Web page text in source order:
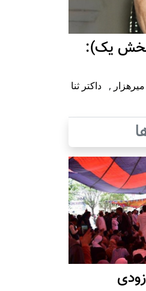
یک):
, داکتر ثنا